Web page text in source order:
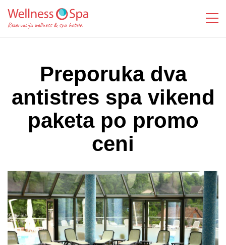
Preporuka dva
antistres spa vikend
paketa po promo
ceni